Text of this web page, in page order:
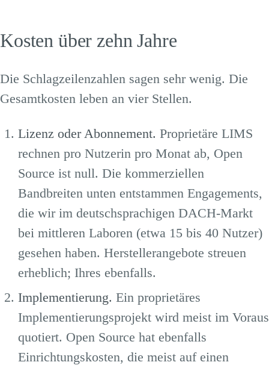
Kosten über zehn Jahre
Die Schlagzeilenzahlen sagen sehr wenig. Die
Gesamtkosten leben an vier Stellen.
Lizenz oder Abonnement. Proprietäre LIMS
rechnen pro Nutzerin pro Monat ab, Open
Source ist null. Die kommerziellen
Bandbreiten unten entstammen Engagements,
die wir im deutschsprachigen DACH-Markt
bei mittleren Laboren (etwa 15 bis 40 Nutzer)
gesehen haben. Herstellerangebote streuen
erheblich; Ihres ebenfalls.
Implementierung. Ein proprietäres
Implementierungsprojekt wird meist im Voraus
quotiert. Open Source hat ebenfalls
Einrichtungskosten, die meist auf einen